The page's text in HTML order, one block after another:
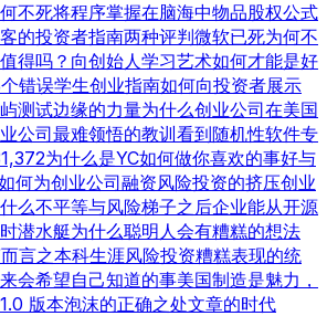
不死将程序掌握在脑海中物品股权公式
的投资者指南两种评判微软已死为何不
得吗？ 向创始人学习艺术如何才能是好
错误学生创业指南如何向投资者展示
测试边缘的力量为什么创业公司在美国
公司最难领悟的教训 看到随机性软件专
为什么是YC如何做你喜欢的事好与
何为创业公司融资风险投资的挤压创业
么不平等与风险梯子之后企业能从开源
潜水艇为什么聪明人会有糟糕的想法
言之本科生涯风险投资糟糕表现的统
会希望自己知道的事美国制造是魅力，
1.0 版本泡沫的正确之处文章的时代